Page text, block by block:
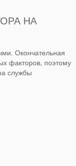
НА
Окончательная
факторов, поэтому
службы